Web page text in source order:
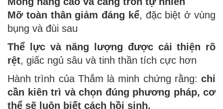
Mỡ toàn thân giảm đáng kể, đặc biệt ở vùng
bụng và đùi sau
Thể lực và năng lượng được cải thiện rõ
rệt, giấc ngủ sâu và tinh thần tích cực hơn
Hành trình của Thắm là minh chứng rằng: chỉ
cần kiên trì và chọn đúng phương pháp, cơ
thể sẽ luôn biết cách hồi sinh.